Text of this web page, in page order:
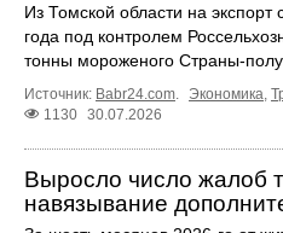
Из Томской области на
года под контролем
тонны мороженого Страны-
Источник: Babr24.com. Экономика,
1130 30.07.2026
Выросло число жалоб
навязывание